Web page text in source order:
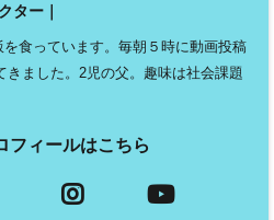
クター｜
食っています。毎朝５時に動画投稿
きました。2児の父。趣味は社会課題
フィールはこちら